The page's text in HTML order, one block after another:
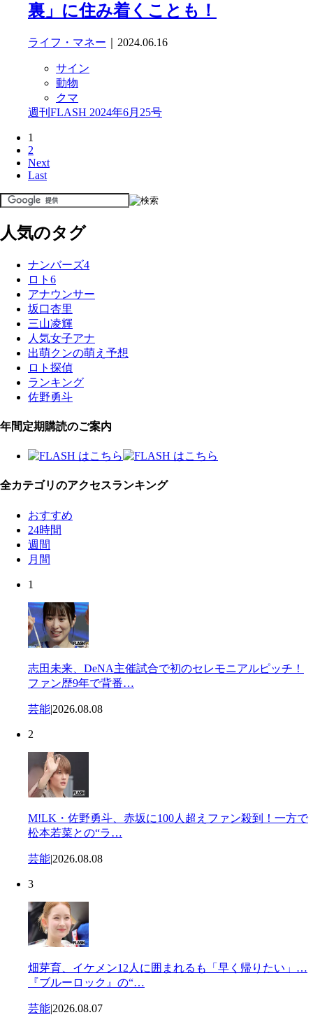
裏」に住み着くことも！
ライフ・マネー ｜2024.06.16
サイン
動物
クマ
週刊FLASH 2024年6月25号
1
2
Next
Last
人気のタグ
ナンバーズ4
ロト6
アナウンサー
坂口杏里
三山凌輝
人気女子アナ
出萌クンの萌え予想
ロト探偵
ランキング
佐野勇斗
年間定期購読のご案内
全カテゴリのアクセスランキング
おすすめ
24時間
週間
月間
1
志田未来、DeNA主催試合で初のセレモニアルピッチ！
ファン歴9年で背番…
芸能|2026.08.08
2
M!LK・佐野勇斗、赤坂に100人超えファン殺到！一方で
松本若菜との“ラ…
芸能|2026.08.08
3
畑芽育、イケメン12人に囲まれるも「早く帰りたい」…
『ブルーロック』の“…
芸能|2026.08.07